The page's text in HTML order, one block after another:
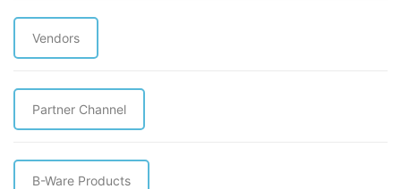
Vendors
Partner Channel
B-Ware Products